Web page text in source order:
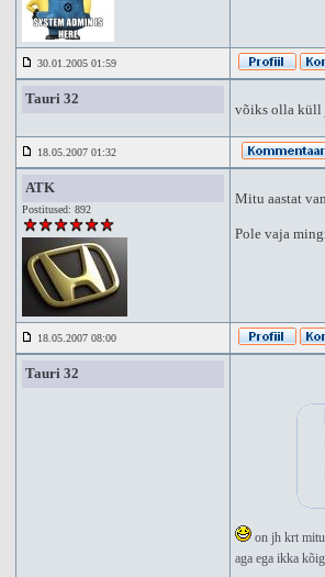
30.01.2005 01:59
Tauri 32
võiks olla küll
18.05.2007 01:32
ATK
Postitused: 892
Mitu aastat
Pole vaja
18.05.2007 08:00
Tauri 32
on jh krt mitu
aga ega ikka